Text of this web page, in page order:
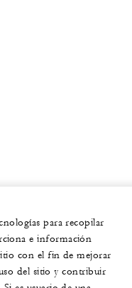
para recopilar
e información
con el fin de mejorar
del sitio y contribuir